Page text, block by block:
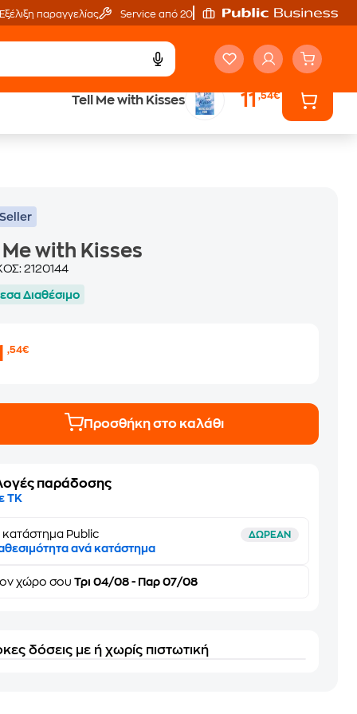
Εξέλιξη παραγγελίας Service από 20'
Tell Me with Kisses 11,54€
Έλα στον κόσμο
Me with Kisses
2120144
Διαθέσιμο
,54€
Προσθήκη στο καλάθι
παράδοσης
ΤΚ
κατάστημα Public ΔΩΡΕΑΝ
ανά κατάστημα
χώρο σου Τρι 04/08 - Παρ 07/08
δόσεις με ή χωρίς πιστωτική